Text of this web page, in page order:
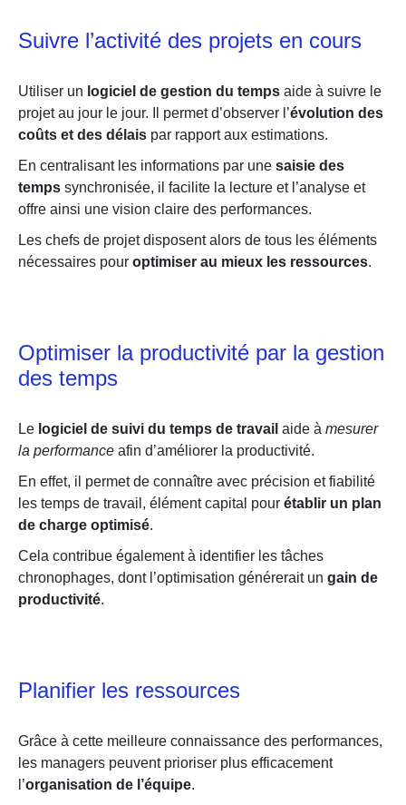
Suivre l’activité des projets en cours
Utiliser un logiciel de gestion du temps aide à suivre le
projet au jour le jour. Il permet d’observer l’évolution des
coûts et des délais par rapport aux estimations.
En centralisant les informations par une saisie des
temps synchronisée, il facilite la lecture et l’analyse et
offre ainsi une vision claire des performances.
Les chefs de projet disposent alors de tous les éléments
nécessaires pour optimiser au mieux les ressources.
Optimiser la productivité par la gestion
des temps
Le logiciel de suivi du temps de travail aide à mesurer
la performance afin d’améliorer la productivité.
En effet, il permet de connaître avec précision et fiabilité
les temps de travail, élément capital pour établir un plan
de charge optimisé.
Cela contribue également à identifier les tâches
chronophages, dont l’optimisation générerait un gain de
productivité.
Planifier les ressources
Grâce à cette meilleure connaissance des performances,
les managers peuvent prioriser plus efficacement
l’organisation de l’équipe.